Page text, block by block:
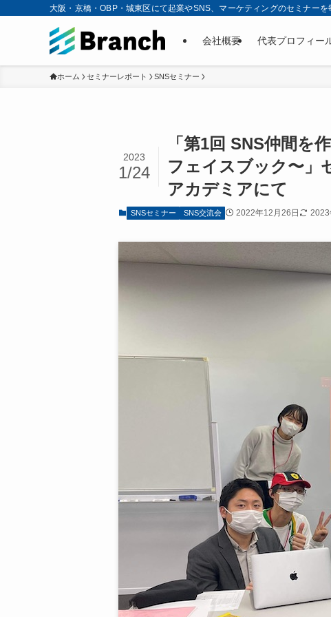
大阪・京橋・OBP・城東区にて起業やSNS、マーケティングのセミナーを
会社概要 代表プロフィー
ホーム セミナーレポート SNSセミナー
「第1回 SNS仲間を
フェイスブック〜」
アカデミアにて
2023
1/24
SNSセミナー SNS交流会 2022年12月26日 2023